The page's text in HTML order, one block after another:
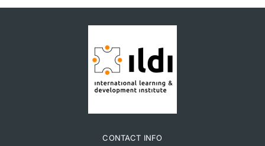
CONTACT INFO